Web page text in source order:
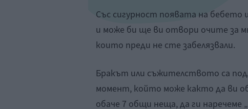
Със сигурност появата на бебето
и може би ще ви отвори очите за
които преди не сте забелязвали.
Бракът или съжителството са
момент, който може както да ви
обаче 7 общи неща, да ги